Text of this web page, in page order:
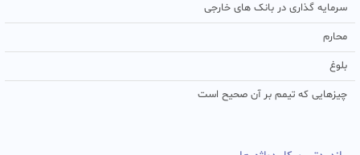
سرمایه گذاری در بانک های خارجی
محارم
بلوغ
چیزهایی که تیمم بر آن صحیح است